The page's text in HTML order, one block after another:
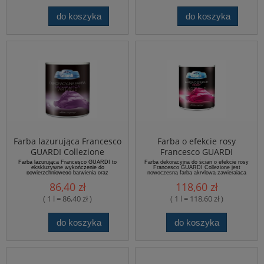
do koszyka do koszyka
Farba lazurująca Francesco
GUARDI Collezione
Farba lazurująca Francesco GUARDI to
ekskluzywne wykończenie do
powierzchniowego barwienia oraz
Francesco GUARDI takich jak trawertyn
oraz masa o efekcie betonu.
86,40 zł
( 1 l = 86,40 zł )
do koszyka
Farba o efekcie rosy
Francesco GUARDI
Collezione
Farba dekoracyjna do ścian o efekcie rosy
Francesco GUARDI Collezione jest
nowoczesną farbą akrylową zawierającą
wypełniacze i pigmenty metaliczne. Dzięki
swojej charakterystyce farbą można
dekorować wnętrza zarówno klasyczne, jak i
te utrzymane w stylu modernistycznym.
118,60 zł
( 1 l = 118,60 zł )
do koszyka